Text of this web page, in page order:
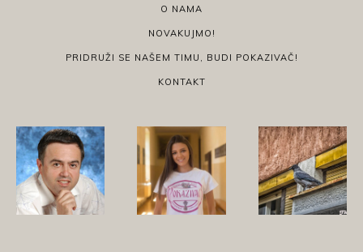
O NAMA
NOVAKUJMO!
PRIDRUŽI SE NAŠEM TIMU, BUDI POKAZIVAČ!
KONTAKT